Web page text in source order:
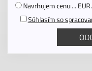
Navrhujem cenu ... EUR.
Súhlasím so